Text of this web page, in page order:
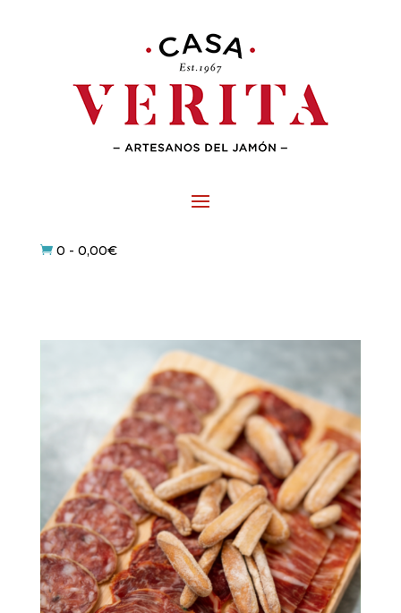
 0 - 0,00€